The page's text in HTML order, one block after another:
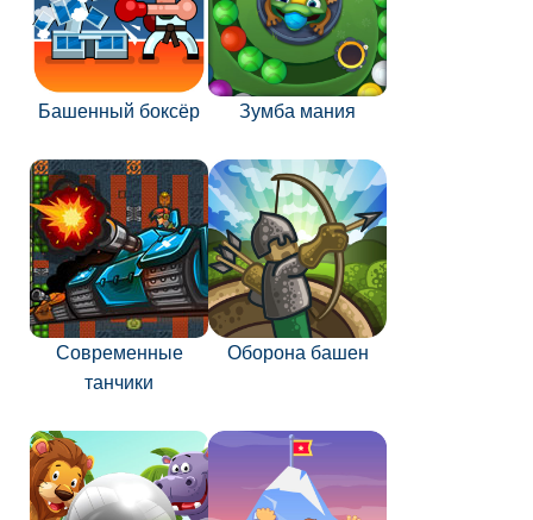
Башенный боксёр Зумба мания
Современные
танчики
Оборона башен